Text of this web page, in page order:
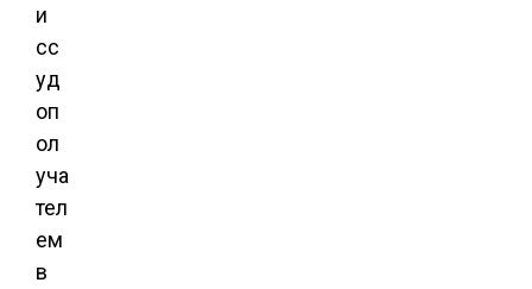
и
сс
уд
оп
ол
уча
тел
ем
в